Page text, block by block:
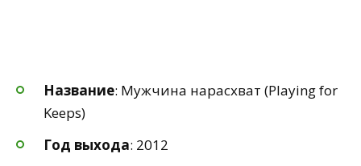
Название: Мужчина нарасхват (Playing for
Keeps)
Год выхода: 2012